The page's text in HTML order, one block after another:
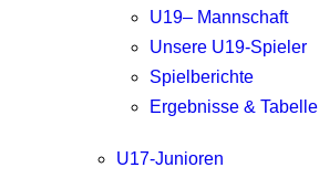
U19– Mannschaft
Unsere U19-Spieler
Spielberichte
Ergebnisse & Tabelle
U17-Junioren